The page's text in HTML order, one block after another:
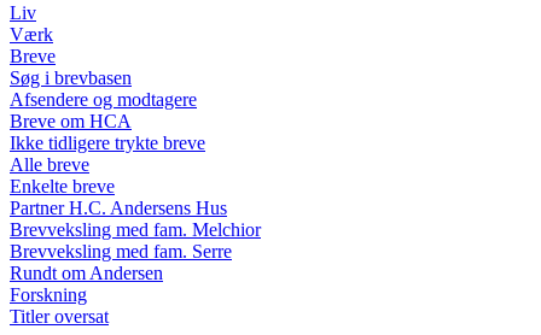
Liv
Værk
Breve
Søg i brevbasen
Afsendere og modtagere
Breve om HCA
Ikke tidligere trykte breve
Alle breve
Enkelte breve
Partner H.C. Andersens Hus
Brevveksling med fam. Melchior
Brevveksling med fam. Serre
Rundt om Andersen
Forskning
Titler oversat